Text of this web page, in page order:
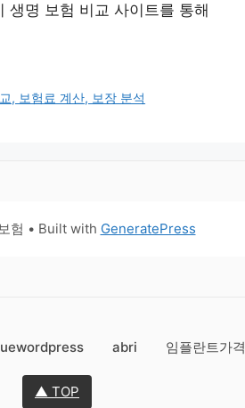
생명 보험 비교 사이트를 통해
, 보험료 계산, 보장 분석
험 • Built with GeneratePress
abri 임플란트가격
▲ TOP